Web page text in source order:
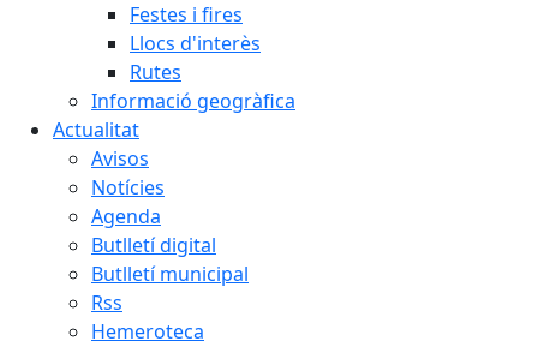
Festes i fires
Llocs d'interès
Rutes
Informació geogràfica
Actualitat
Avisos
Notícies
Agenda
Butlletí digital
Butlletí municipal
Rss
Hemeroteca